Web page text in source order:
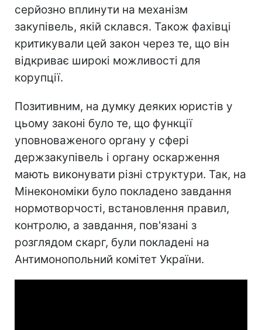
серйозно вплинути на механізм
закупівель, якій склався. Також фахівці
критикували цей закон через те, що він
відкриває широкі можливості для
корупції.
Позитивним, на думку деяких юристів у
цьому законі було те, що функції
уповноваженого органу у сфері
держзакупівель і органу оскарження
мають виконувати різні структури. Так, на
Мінекономіки було покладено завдання
нормотворчості, встановлення правил,
контролю, а завдання, пов'язані з
розглядом скарг, були покладені на
Антимонопольний комітет України.